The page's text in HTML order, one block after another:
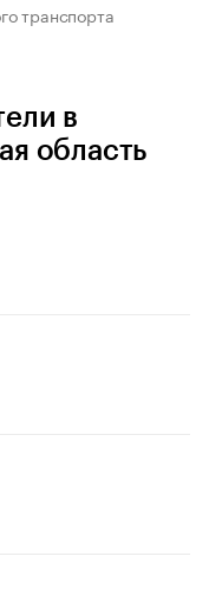
транспорта
в
область